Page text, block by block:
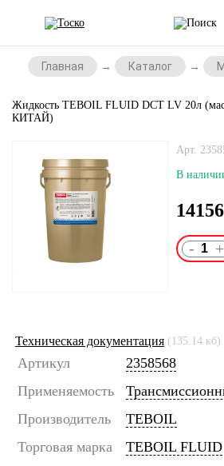
Главная Каталог
Жидкость TEBOIL FLUID DCT LV 20л
КИТАЙ)
Арт.
В
14156
- +
Техническая документация (135.14 кб)
Артикул
2358568
Применяемость
Производитель
TEBOIL
Торговая марка
TEBOIL FLUID